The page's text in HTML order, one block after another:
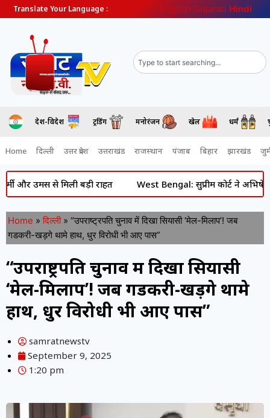
Translate Your Language : English Gujarati Hindi
देश-विदेश ट्रेंडिंग मनोरंजन खेल धर्म
Home दिल्ली उत्तर प्रदेश उत्तराखंड राजस्थान पंजाब बिहार झारखंड
से मिली बड़ी राहत West Bengal: सुप्रीम कोर्ट ने अभिषेक
Home » दिल्ली » “उपराष्ट्रपति चुनाव में दिखा सियासी ‘मेल-मिलाप’! जब
गडकरी-खड़गे थामे हाथ, धुर विरोधी भी आए पास”
“उपराष्ट्रपति चुनाव में दिखा सियासी
‘मेल-मिलाप’! जब गडकरी-खड़गे थामे
हाथ, धुर विरोधी भी आए पास”
samratnewstv
September 9, 2025
1:20 pm